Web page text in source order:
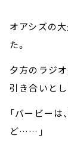
オアシズの
た。
夕方のラジ
引き合いとし
「バービー
ど……」